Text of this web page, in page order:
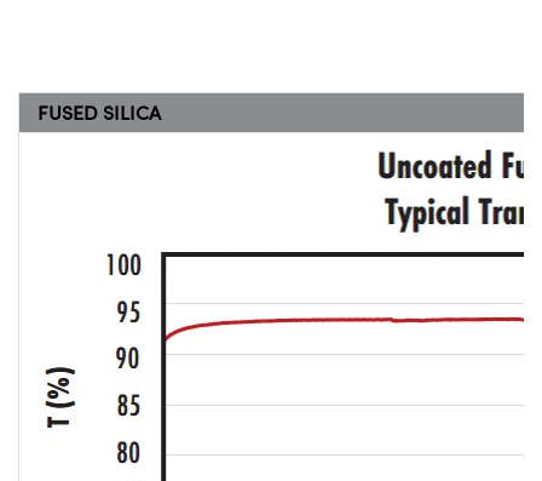
FUSED SILICA